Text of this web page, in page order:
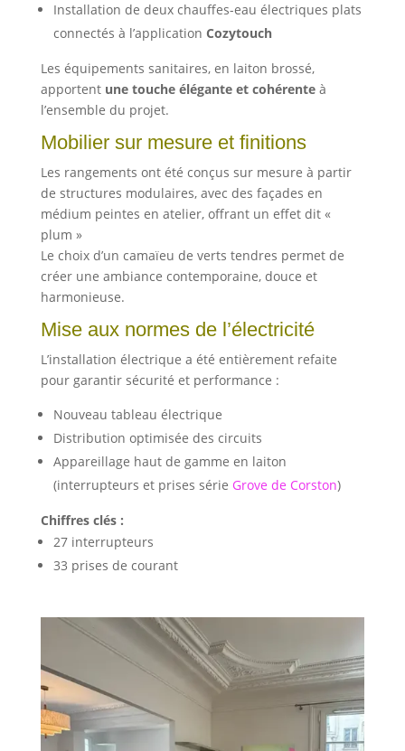
Installation de deux chauffes-eau électriques plats
connectés à l’application Cozytouch
Les équipements sanitaires, en laiton brossé,
apportent une touche élégante et cohérenteà
l’ensemble du projet.
Mobilier sur mesure et finitions
Les rangements ont été conçus sur mesure à partir
de structures modulaires, avec des façades en
médium peintes en atelier, offrant un effet dit «
plum »
Le choix d’un camaïeu de verts tendres permet de
créer une ambiance contemporaine, douce et
harmonieuse.
Mise aux normes de l’électricité
L’installation électrique a été entièrement refaite
pour garantir sécurité et performance :
Nouveau tableau électrique
Distribution optimisée des circuits
Appareillage haut de gamme en laiton
(interrupteurs et prises série Grove de Corston)
Chiffres clés :
27 interrupteurs
33 prises de courant